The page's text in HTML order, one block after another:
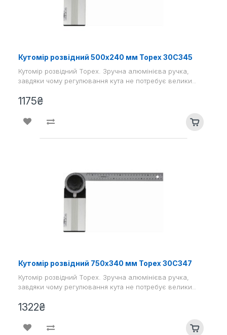
Кутомір розвідний 500x240 мм Topex 30C345
Кутомір розвідний Topex. Зручна алюмінієва ручка,
завдяки чому регулювання кута не потребує велики..
1175₴
Кутомір розвідний 750x340 мм Topex 30C347
Кутомір розвідний Topex. Зручна алюмінієва ручка,
завдяки чому регулювання кута не потребує велики..
1322₴